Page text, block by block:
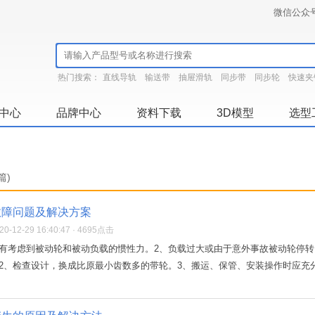
微信公众
热门搜索： 直线导轨 输送带 抽屉滑轨 同步带 同步轮 快速
心 品牌中心 资料下载 3D模型 选型
)
问题及解决方案
12-29 16:40:47 · 4695点击
考虑到被动轮和被动负载的惯性力。2、负载过大或由于意外事故被动轮停
、检查设计，换成比原最小齿数多的带轮。3、搬运、保管、安装操作时应充